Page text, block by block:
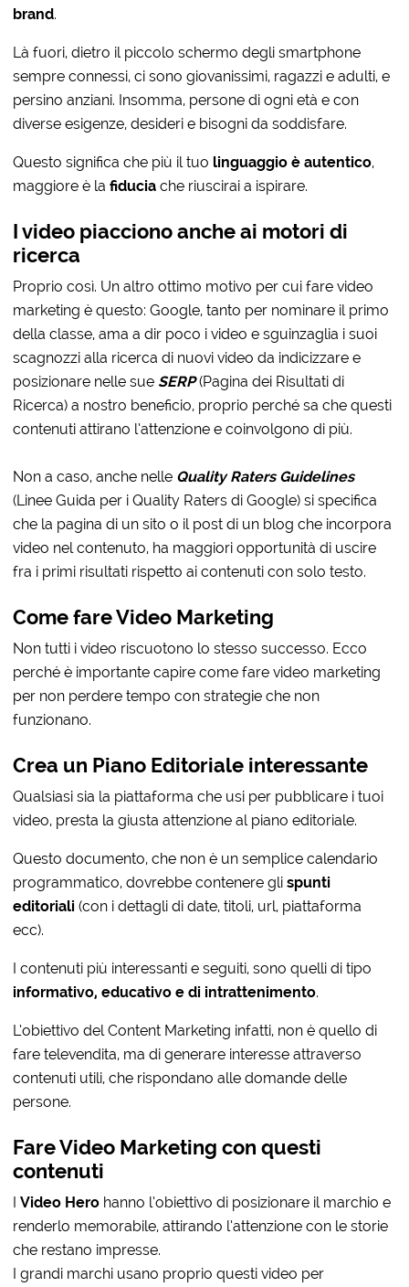
brand.
Là fuori, dietro il piccolo schermo degli smartphone
sempre connessi, ci sono giovanissimi, ragazzi e adulti, e
persino anziani. Insomma, persone di ogni età e con
diverse esigenze, desideri e bisogni da soddisfare.
Questo significa che più il tuo linguaggio è autentico,
maggiore è lafiducia che riuscirai a ispirare.
I video piacciono anche ai motori di
ricerca
Proprio così. Un altro ottimo motivo per cui fare video
marketing è questo: Google, tanto per nominare il primo
della classe, ama a dir poco i video e sguinzaglia i suoi
scagnozzi alla ricerca di nuovi video da indicizzare e
posizionare nelle sue SERP(Pagina dei Risultati di
Ricerca) a nostro beneficio, proprio perché sa che questi
contenuti attirano l’attenzione e coinvolgono di più.
Non a caso, anche nelle Quality Raters Guidelines
(Linee Guida per i Quality Raters di Google) si specifica
che la pagina di un sito o il post di un blog che incorpora
video nel contenuto, ha maggiori opportunità di uscire
fra i primi risultati rispetto ai contenuti con solo testo.
Come fare Video Marketing
Non tutti i video riscuotono lo stesso successo. Ecco
perché è importante capire come fare video marketing
per non perdere tempo con strategie che non
funzionano.
Crea un Piano Editoriale interessante
Qualsiasi sia la piattaforma che usi per pubblicare i tuoi
video, presta la giusta attenzione al piano editoriale.
Questo documento, che non è un semplice calendario
programmatico, dovrebbe contenere glispunti
editoriali (con i dettagli di date, titoli, url, piattaforma
ecc).
I contenuti più interessanti e seguiti, sono quelli di tipo
informativo, educativo e di intrattenimento.
L’obiettivo del Content Marketing infatti, non è quello di
fare televendita, ma di generare interesse attraverso
contenuti utili, che rispondano alle domande delle
persone.
Fare Video Marketing con questi
contenuti
IVideo Hero hanno l’obiettivo di posizionare il marchio e
renderlo memorabile, attirando l’attenzione con le storie
che restano impresse.
I grandi marchi usano proprio questi video per